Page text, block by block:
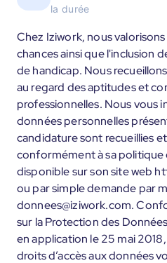
la durée
Chez Iziwork, nous
chances ainsi que l'inclusion
de handicap. Nous
au regard des aptitudes et
professionnelles. Nous vous
données personnelles
candidature sont recueillies
conformément à sa
disponible sur son site web
ou par simple demande par
donnees@iziwork.com.
sur la Protection des
en application le 25 mai
droits d’accès aux données